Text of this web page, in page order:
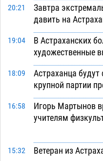
20:21
Завтра
давить на
19:04
В Астраханских
художественные
18:09
Астраханца
крупной партии
16:58
Игорь Мартынов
учителям
15:32
Ветеран из